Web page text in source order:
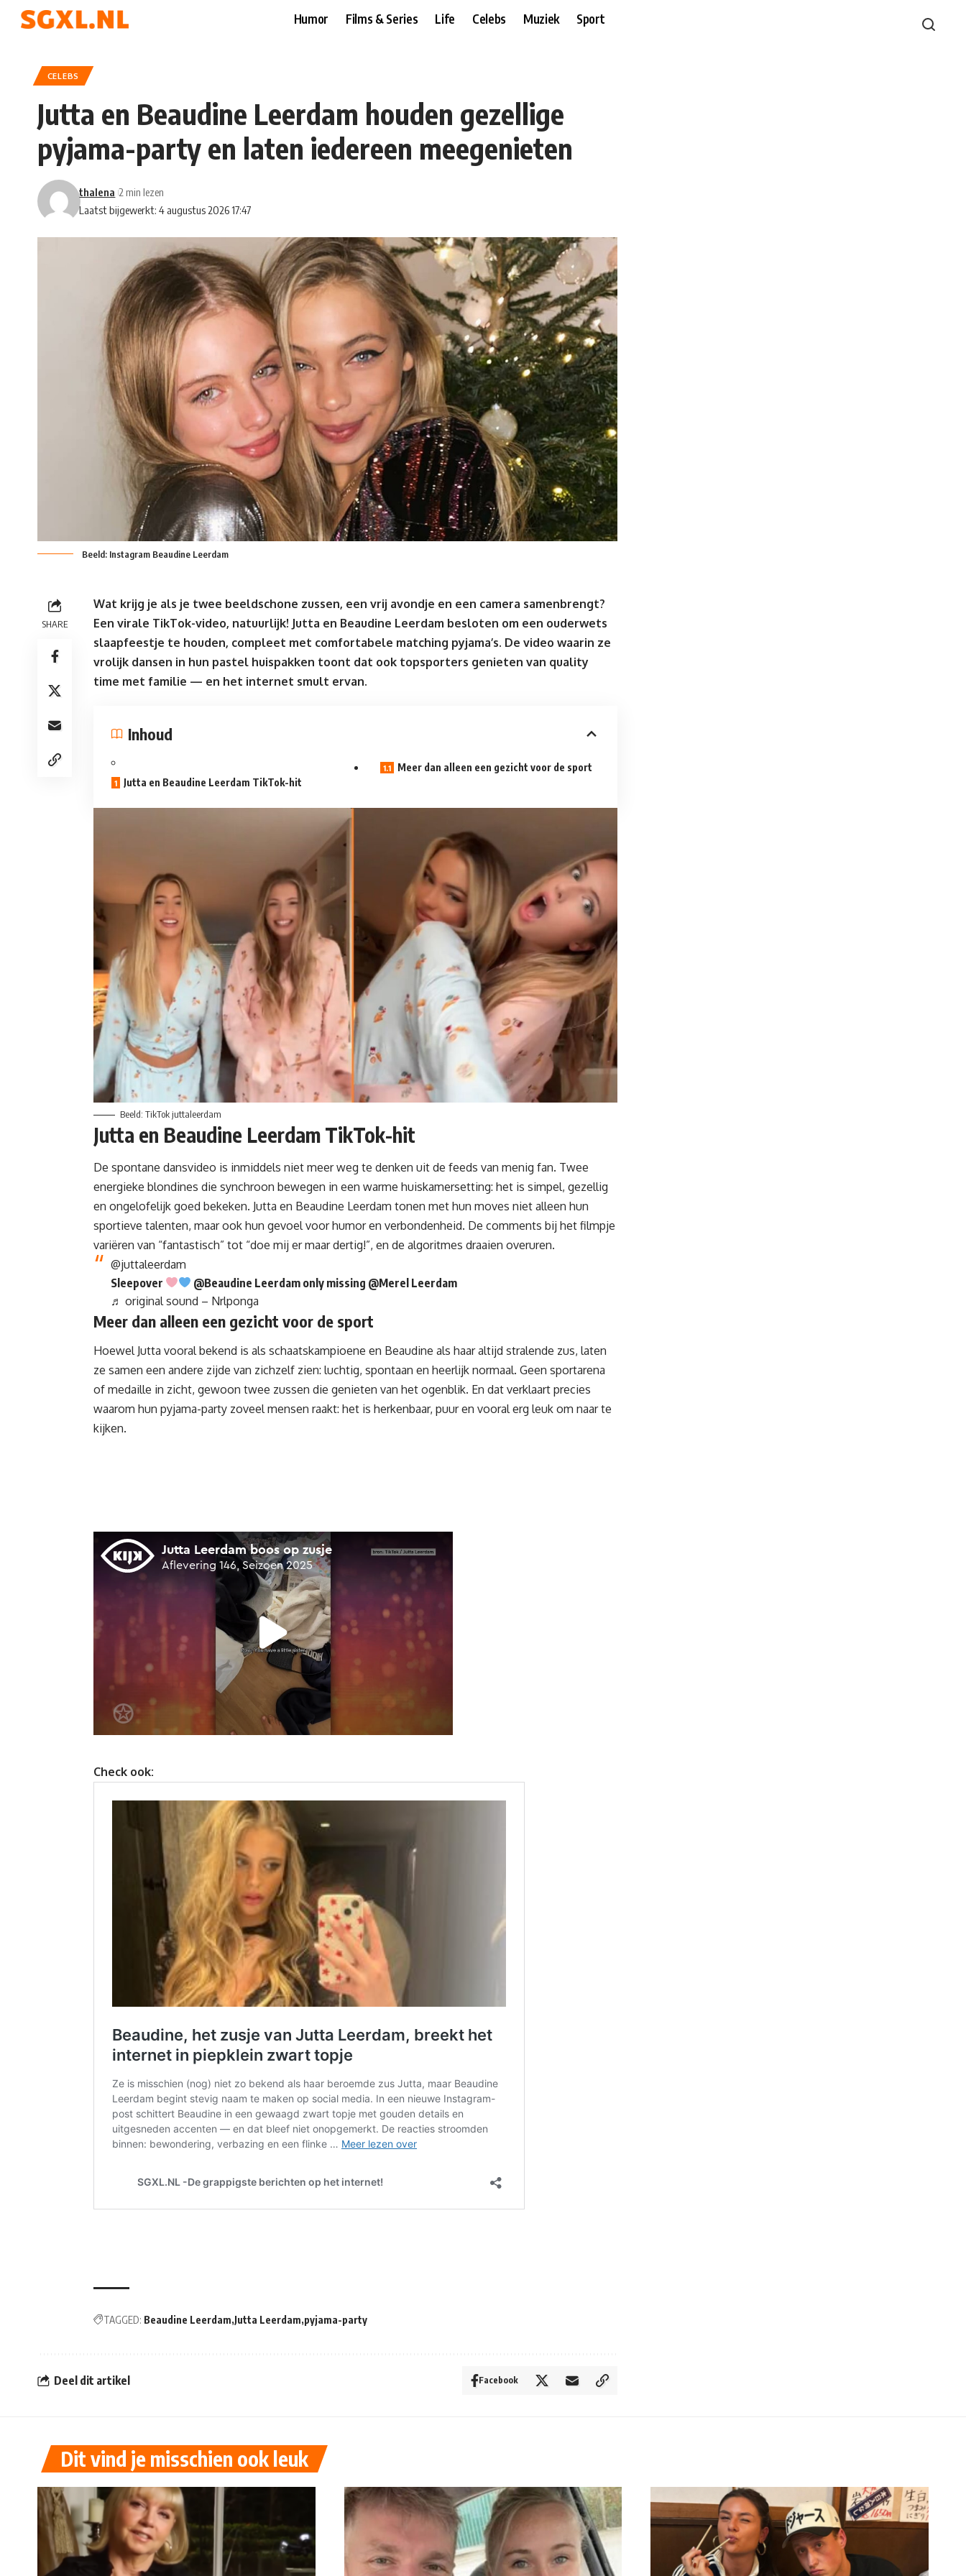
Humor Films & Series Life Celebs Muziek Sport
CELEBS
Jutta en Beaudine Leerdam houden gezellige
pyjama-party en laten iedereen meegenieten
Laatst bijgewerkt: 4 augustus 2026 17:47
thalena 2 min lezen
Beeld: Instagram Beaudine Leerdam
SHARE
Wat krijg je als je twee beeldschone zussen, een vrij avondje en een camera samenbrengt?
Een virale TikTok-video, natuurlijk! Jutta en Beaudine Leerdam besloten om een ouderwets
slaapfeestje te houden, compleet met comfortabele matching pyjama’s. De video waarin ze
vrolijk dansen in hun pastel huispakken toont dat ook topsporters genieten van quality
time met familie — en het internet smult ervan.
Inhoud
Jutta en Beaudine Leerdam TikTok-hit
Meer dan alleen een gezicht voor de sport
Beeld: TikTok juttaleerdam
Jutta en Beaudine Leerdam TikTok-hit
De spontane dansvideo is inmiddels niet meer weg te denken uit de feeds van menig fan. Twee
energieke blondines die synchroon bewegen in een warme huiskamersetting: het is simpel, gezellig
en ongelofelijk goed bekeken. Jutta en Beaudine Leerdam tonen met hun moves niet alleen hun
sportieve talenten, maar ook hun gevoel voor humor en verbondenheid. De comments bij het filmpje
variëren van “fantastisch” tot “doe mij er maar dertig!”, en de algoritmes draaien overuren.
@juttaleerdam
Sleepover
@Beaudine Leerdam only missing @Merel Leerdam
♬ original sound – Nrlponga
Meer dan alleen een gezicht voor de sport
Hoewel Jutta vooral bekend is als schaatskampioene en Beaudine als haar altijd stralende zus, laten
ze samen een andere zijde van zichzelf zien: luchtig, spontaan en heerlijk normaal. Geen sportarena
of medaille in zicht, gewoon twee zussen die genieten van het ogenblik. En dat verklaart precies
waarom hun pyjama-party zoveel mensen raakt: het is herkenbaar, puur en vooral erg leuk om naar te
kijken.
Check ook:
TAGGED: Beaudine Leerdam Jutta Leerdam pyjama-party
Deel dit artikel Facebook
Dit vind je misschien ook leuk